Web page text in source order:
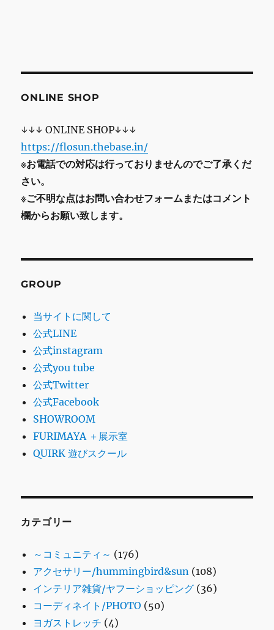
ONLINE SHOP
↓↓↓ ONLINE SHOP↓↓↓
https://flosun.thebase.in/
※お電話での対応は行っておりませんのでご了承くだ
さい。
※ご不明な点はお問い合わせフォームまたはコメント
欄からお願い致します。
GROUP
当サイトに関して
公式LINE
公式instagram
公式you tube
公式Twitter
公式Facebook
SHOWROOM
FURIMAYA ＋展示室
QUIRK 遊びスクール
カテゴリー
～コミュニティ～ (176)
アクセサリー/hummingbird&sun (108)
インテリア雑貨/ヤフーショッピング (36)
コーディネイト/PHOTO (50)
ヨガストレッチ (4)